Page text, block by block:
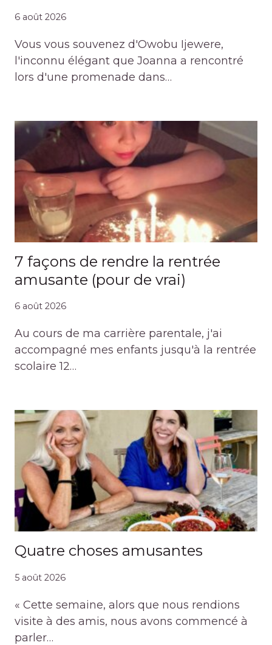
6 août 2026
Vous vous souvenez d'Owobu Ijewere,
l'inconnu élégant que Joanna a rencontré
lors d'une promenade dans…
7 façons de rendre la rentrée
amusante (pour de vrai)
6 août 2026
Au cours de ma carrière parentale, j'ai
accompagné mes enfants jusqu'à la rentrée
scolaire 12…
Quatre choses amusantes
5 août 2026
« Cette semaine, alors que nous rendions
visite à des amis, nous avons commencé à
parler…